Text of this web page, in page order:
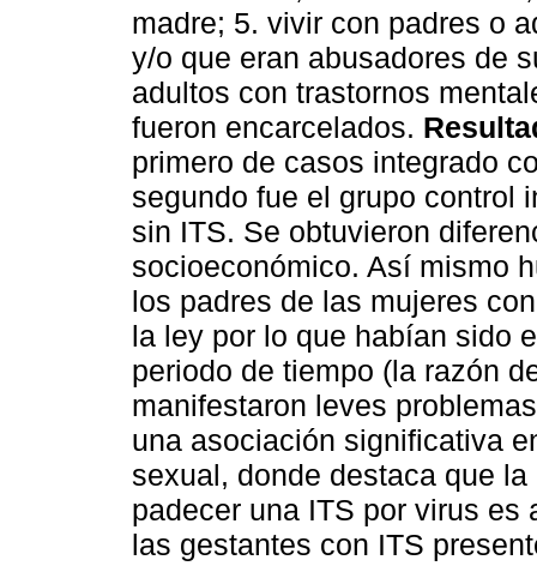
madre; 5. vivir con padres o
y/o que eran abusadores de
adultos con trastornos
fueron encarcelados.
primero de casos integrado
segundo fue el grupo control
sin ITS. Se obtuvieron
socioeconómico. Así mismo
los padres de las mujeres
la ley por lo que habían sido
periodo de tiempo (la razón
manifestaron leves
una asociación significativa
sexual, donde destaca que
padecer una ITS por virus
las gestantes con ITS